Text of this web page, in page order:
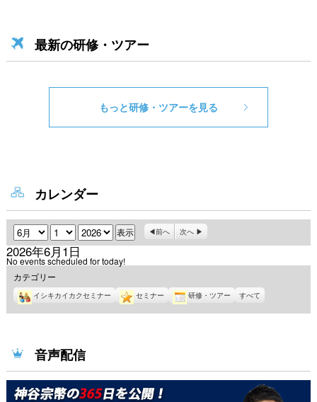
最新の研修・ツアー
もっと研修・ツアーを見る
カレンダー
月 日 年 前へ 次へ
2026年6月1日
No events scheduled for today!
カテゴリー
イシキカイカクセミナー セミナー 研修・ツアー すべて
音声配信